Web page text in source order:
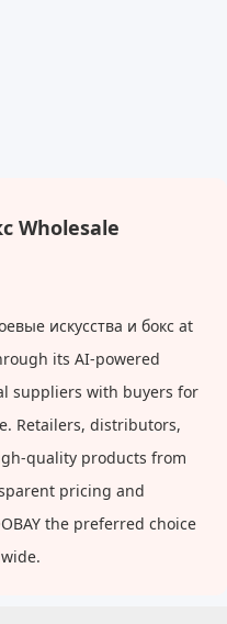
Wholesale
искусства и бокс at
its AI-powered
suppliers with buyers for
Retailers, distributors,
quality products from
pricing and
the preferred choice